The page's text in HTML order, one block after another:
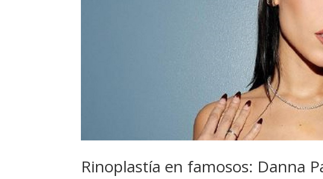
Rinoplastía en famosos: Danna